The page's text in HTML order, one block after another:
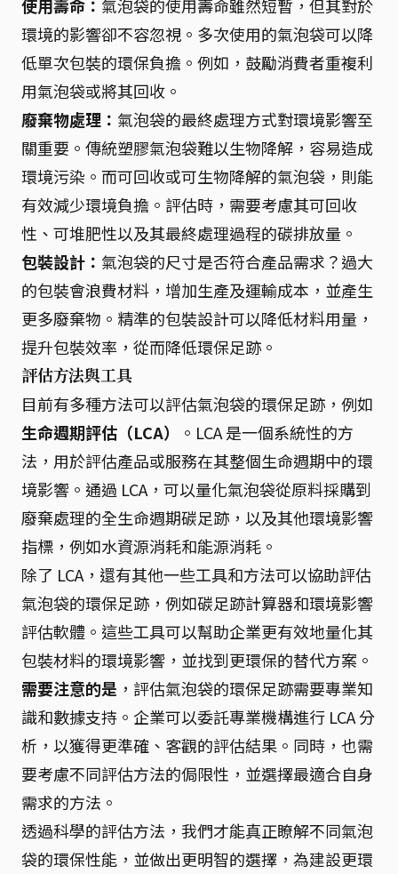
使用壽命： 氣泡袋的使用壽命雖然短暫，但其對於
環境的影響卻不容忽視。多次使用的氣泡袋可以降
低單次包裝的環保負擔。例如，鼓勵消費者重複利
用氣泡袋或將其回收。
廢棄物處理： 氣泡袋的最終處理方式對環境影響至
關重要。傳統塑膠氣泡袋難以生物降解，容易造成
環境污染。而可回收或可生物降解的氣泡袋，則能
有效減少環境負擔。評估時，需要考慮其可回收
性、可堆肥性以及其最終處理過程的碳排放量。
包裝設計： 氣泡袋的尺寸是否符合產品需求？過大
的包裝會浪費材料，增加生產及運輸成本，並產生
更多廢棄物。精準的包裝設計可以降低材料用量，
提升包裝效率，從而降低環保足跡。
評估方法與工具
目前有多種方法可以評估氣泡袋的環保足跡，例如
生命週期評估（LCA）
。LCA 是一個系統性的方
法，用於評估產品或服務在其整個生命週期中的環
境影響。通過 LCA，可以量化氣泡袋從原料採購到
廢棄處理的全生命週期碳足跡，以及其他環境影響
指標，例如水資源消耗和能源消耗。
除了 LCA，還有其他一些工具和方法可以協助評估
氣泡袋的環保足跡，例如碳足跡計算器和環境影響
評估軟體。這些工具可以幫助企業更有效地量化其
包裝材料的環境影響，並找到更環保的替代方案。
需要注意的是 ，評估氣泡袋的環保足跡需要專業知
識和數據支持。企業可以委託專業機構進行 LCA 分
析，以獲得更準確、客觀的評估結果。同時，也需
要考慮不同評估方法的侷限性，並選擇最適合自身
需求的方法。
透過科學的評估方法，我們才能真正瞭解不同氣泡
袋的環保性能，並做出更明智的選擇，為建設更環